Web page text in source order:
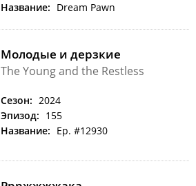
Название: Dream Pawn
Молодые и дерзкие
The Young and the Restless
Сезон: 2024
Эпизод: 155
Название: Ep. #12930